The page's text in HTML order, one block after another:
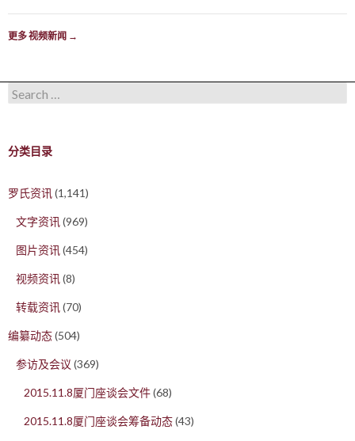
更多 视频新闻 →
Search for:
分类目录
罗氏资讯(1,141)
文字资讯(969)
图片资讯(454)
视频资讯(8)
转载资讯(70)
编纂动态(504)
参访及会议 (369)
2015.11.8厦门座谈会文件(68)
2015.11.8厦门座谈会筹备动态(43)